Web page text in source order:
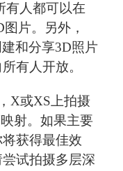
有人都可以在
片。另外，
和分享3D照片
有人开放。
X或XS上拍摄
射。如果主要
获得最佳效
试拍摄多层深